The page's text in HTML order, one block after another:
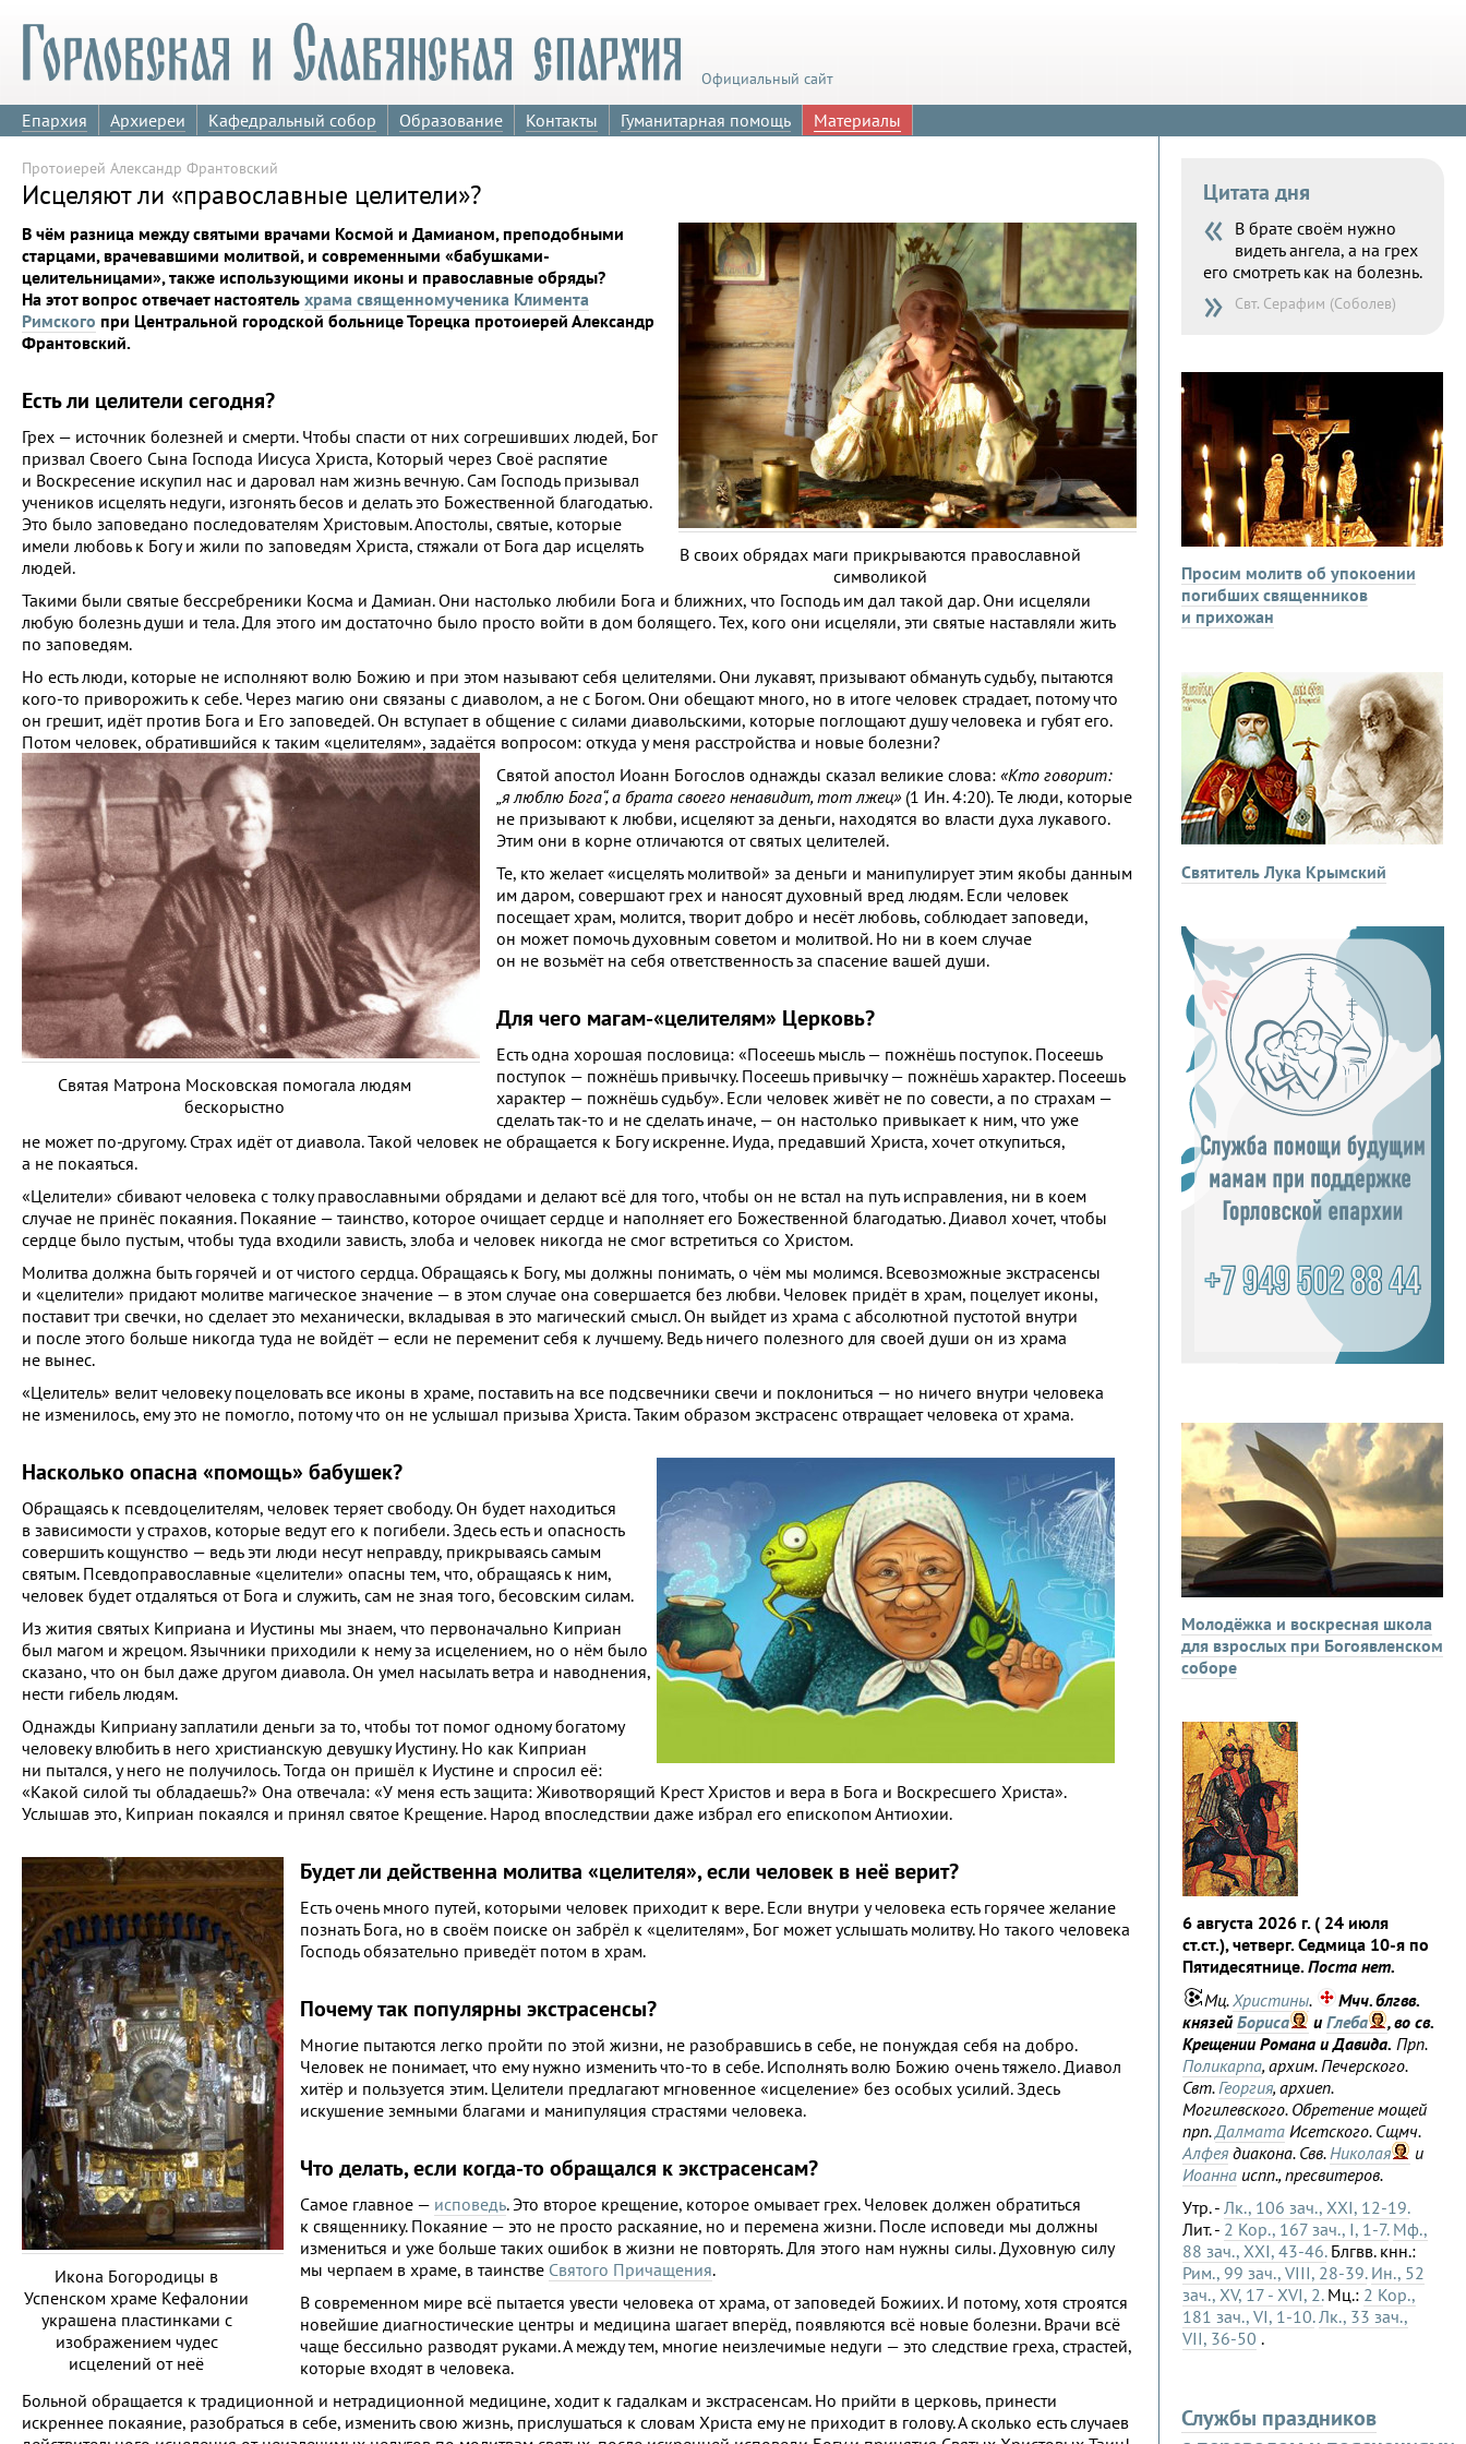
Официальный сайт
Епархия Архиереи Кафедральный собор Образование Контакты Гуманитарная помощь Материалы
Протоиерей Александр Франтовский
Исцеляют ли «православные целители»?
В своих обрядах маги прикрываются православной
символикой
В чём разница между святыми врачами Космой и Дамианом, преподобными
старцами, врачевавшими молитвой, и современными «бабушками-
целительницами», также использующими иконы и православные обряды?
На этот вопрос отвечает настоятель храма священномученика Климента
Римского при Центральной городской больнице Торецка протоиерей Александр
Франтовский.
Есть ли целители сегодня?
Грех — источник болезней и смерти. Чтобы спасти от них согрешивших людей, Бог
призвал Своего Сына Господа Иисуса Христа, Который через Своё распятие
и Воскресение искупил нас и даровал нам жизнь вечную. Сам Господь призывал
учеников исцелять недуги, изгонять бесов и делать это Божественной благодатью.
Это было заповедано последователям Христовым. Апостолы, святые, которые
имели любовь к Богу и жили по заповедям Христа, стяжали от Бога дар исцелять
людей.
Такими были святые бессребреники Косма и Дамиан. Они настолько любили Бога и ближних, что Господь им дал такой дар. Они исцеляли
любую болезнь души и тела. Для этого им достаточно было просто войти в дом болящего. Тех, кого они исцеляли, эти святые наставляли жить
по заповедям.
Но есть люди, которые не исполняют волю Божию и при этом называют себя целителями. Они лукавят, призывают обмануть судьбу, пытаются
кого-то приворожить к себе. Через магию они связаны с диаволом, а не с Богом. Они обещают много, но в итоге человек страдает, потому что
он грешит, идёт против Бога и Его заповедей. Он вступает в общение с силами диавольскими, которые поглощают душу человека и губят его.
Потом человек, обратившийся к таким «целителям», задаётся вопросом: откуда у меня расстройства и новые болезни?
Святая Матрона Московская помогала людям
бескорыстно
Святой апостол Иоанн Богослов однажды сказал великие слова: «Кто говорит:
„я люблю Бога“, а брата своего ненавидит, тот лжец»(1 Ин. 4:20). Те люди, которые
не призывают к любви, исцеляют за деньги, находятся во власти духа лукавого.
Этим они в корне отличаются от святых целителей.
Те, кто желает «исцелять молитвой» за деньги и манипулирует этим якобы данным
им даром, совершают грех и наносят духовный вред людям. Если человек
посещает храм, молится, творит добро и несёт любовь, соблюдает заповеди,
он может помочь духовным советом и молитвой. Но ни в коем случае
он не возьмёт на себя ответственность за спасение вашей души.
Для чего магам-«целителям» Церковь?
Есть одна хорошая пословица: «Посеешь мысль — пожнёшь поступок. Посеешь
поступок — пожнёшь привычку. Посеешь привычку — пожнёшь характер. Посеешь
характер — пожнёшь судьбу». Если человек живёт не по совести, а по страхам —
сделать так-то и не сделать иначе, — он настолько привыкает к ним, что уже
не может по-другому. Страх идёт от диавола. Такой человек не обращается к Богу искренне. Иуда, предавший Христа, хочет откупиться,
а не покаяться.
«Целители» сбивают человека с толку православными обрядами и делают всё для того, чтобы он не встал на путь исправления, ни в коем
случае не принёс покаяния. Покаяние — таинство, которое очищает сердце и наполняет его Божественной благодатью. Диавол хочет, чтобы
сердце было пустым, чтобы туда входили зависть, злоба и человек никогда не смог встретиться со Христом.
Молитва должна быть горячей и от чистого сердца. Обращаясь к Богу, мы должны понимать, о чём мы молимся. Всевозможные экстрасенсы
и «целители» придают молитве магическое значение — в этом случае она совершается без любви. Человек придёт в храм, поцелует иконы,
поставит три свечки, но сделает это механически, вкладывая в это магический смысл. Он выйдет из храма с абсолютной пустотой внутри
и после этого больше никогда туда не войдёт — если не переменит себя к лучшему. Ведь ничего полезного для своей души он из храма
не вынес.
«Целитель» велит человеку поцеловать все иконы в храме, поставить на все подсвечники свечи и поклониться — но ничего внутри человека
не изменилось, ему это не помогло, потому что он не услышал призыва Христа. Таким образом экстрасенс отвращает человека от храма.
Насколько опасна «помощь» бабушек?
Обращаясь к псевдоцелителям, человек теряет свободу. Он будет находиться
в зависимости у страхов, которые ведут его к погибели. Здесь есть и опасность
совершить кощунство — ведь эти люди несут неправду, прикрываясь самым
святым. Псевдоправославные «целители» опасны тем, что, обращаясь к ним,
человек будет отдаляться от Бога и служить, сам не зная того, бесовским силам.
Из жития святых Киприана и Иустины мы знаем, что первоначально Киприан
был магом и жрецом. Язычники приходили к нему за исцелением, но о нём было
сказано, что он был даже другом диавола. Он умел насылать ветра и наводнения,
нести гибель людям.
Однажды Киприану заплатили деньги за то, чтобы тот помог одному богатому
человеку влюбить в него христианскую девушку Иустину. Но как Киприан
ни пытался, у него не получилось. Тогда он пришёл к Иустине и спросил её:
«Какой силой ты обладаешь?» Она отвечала: «У меня есть защита: Животворящий Крест Христов и вера в Бога и Воскресшего Христа».
Услышав это, Киприан покаялся и принял святое Крещение. Народ впоследствии даже избрал его епископом Антиохии.
Икона Богородицы в
Успенском храме Кефалонии
украшена пластинками с
изображением чудес
исцелений от неё
Будет ли действенна молитва «целителя», если человек в неё верит?
Есть очень много путей, которыми человек приходит к вере. Если внутри у человека есть горячее желание
познать Бога, но в своём поиске он забрёл к «целителям», Бог может услышать молитву. Но такого человека
Господь обязательно приведёт потом в храм.
Почему так популярны экстрасенсы?
Многие пытаются легко пройти по этой жизни, не разобравшись в себе, не понуждая себя на добро.
Человек не понимает, что ему нужно изменить что-то в себе. Исполнять волю Божию очень тяжело. Диавол
хитёр и пользуется этим. Целители предлагают мгновенное «исцеление» без особых усилий. Здесь
искушение земными благами и манипуляция страстями человека.
Что делать, если когда-то обращался к экстрасенсам?
Самое главное — исповедь. Это второе крещение, которое омывает грех. Человек должен обратиться
к священнику. Покаяние — это не просто раскаяние, но и перемена жизни. После исповеди мы должны
измениться и уже больше таких ошибок в жизни не повторять. Для этого нам нужны силы. Духовную силу
мы черпаем в храме, в таинстве Святого Причащения.
В современном мире всё пытается увести человека от храма, от заповедей Божиих. И потому, хотя строятся
новейшие диагностические центры и медицина шагает вперёд, появляются всё новые болезни. Врачи всё
чаще бессильно разводят руками. А между тем, многие неизлечимые недуги — это следствие греха, страстей,
которые входят в человека.
Больной обращается к традиционной и нетрадиционной медицине, ходит к гадалкам и экстрасенсам. Но прийти в церковь, принести
искреннее покаяние, разобраться в себе, изменить свою жизнь, прислушаться к словам Христа ему не приходит в голову. А сколько есть случаев
Цитата дня
« В брате своём нужно
видеть ангела, а на грех
его смотреть как на болезнь.
» Свт. Серафим (Соболев)
Просим молитв об упокоении
погибших священников
и прихожан
Святитель Лука Крымский
Молодёжка и воскресная школа
для взрослых при Богоявленском
соборе
6 августа 2026 г. ( 24 июля
ст.ст.), четверг. Седмица 10-я по
Пятидесятнице.Поста нет.
Мц.Христины.
Мчч. блгвв.
князейБориса иГлеба
, во св.
Крещении Романа и Давида. Прп.
Поликарпа, архим. Печерского.
Свт.Георгия, архиеп.
Могилевского. Обретение мощей
прп.Далмата Исетского. Сщмч.
Алфея диакона. Свв.Николая
и
Иоанна испп., пресвитеров.
Утр. - Лк., 106 зач., XXI, 12-19.
Лит. - 2 Кор., 167 зач., I, 1-7. Мф.,
88 зач., XXI, 43-46.Блгвв. кнн.:
Рим., 99 зач., VIII, 28-39. Ин., 52
зач., XV, 17 - XVI, 2.Мц.: 2 Кор.,
181 зач., VI, 1-10. Лк., 33 зач.,
VII, 36-50 .
Службы праздников